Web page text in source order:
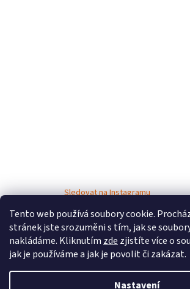
Tento web používá soubory cookie.
stránek jste srozuměni s tím, jak se
nakládáme. Kliknutím zde zjistíte více o
jak je používáme a jak je povolit či zakázat.
Nastavení
Sledovat na Instagramu